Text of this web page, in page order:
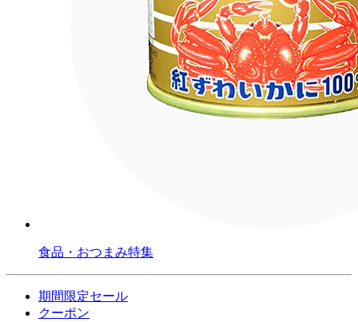
食品・おつまみ特集
期間限定セール
クーポン